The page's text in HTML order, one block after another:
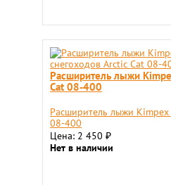
Расширитель лыжи
Cat 08-400
Расширитель лыжи
08-400
Цена: 2 450 ₽
Нет в наличии